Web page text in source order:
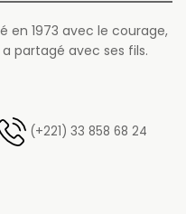
en 1973 avec le courage,
a partagé avec ses fils.
(+221) 33 858 68 24